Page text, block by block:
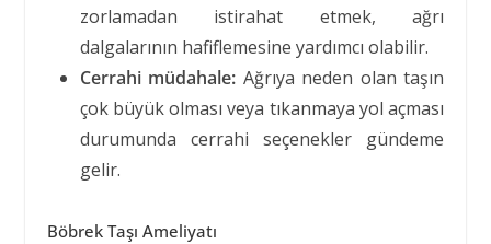
zorlamadan istirahat etmek, ağrı
dalgalarının hafiflemesine yardımcı olabilir.
Cerrahi müdahale: Ağrıya neden olan taşın
çok büyük olması veya tıkanmaya yol açması
durumunda cerrahi seçenekler gündeme
gelir.
Böbrek Taşı Ameliyatı